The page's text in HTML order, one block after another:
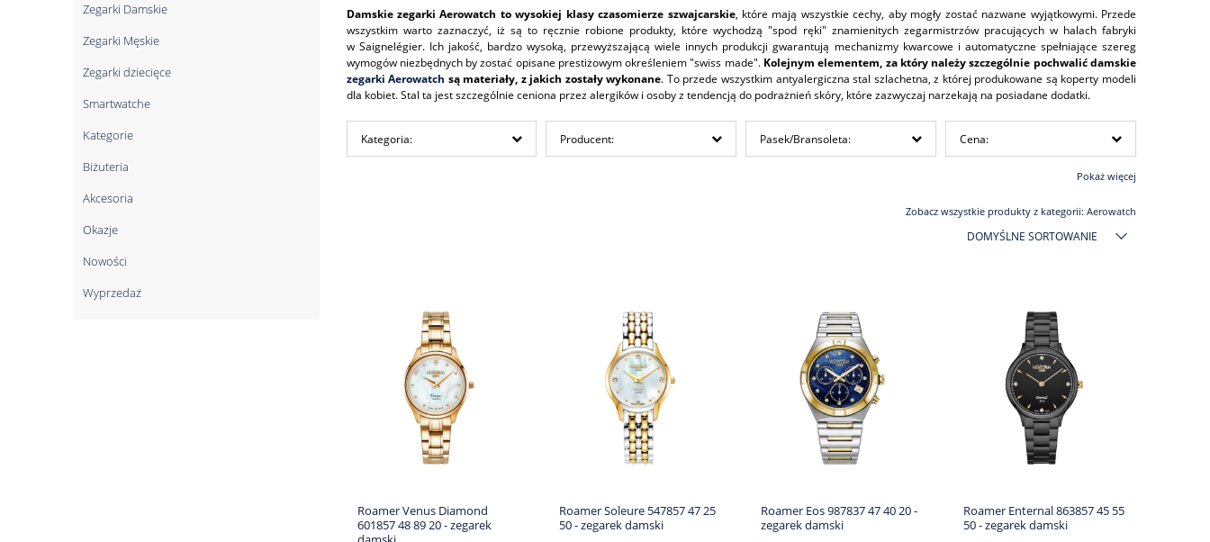
Zegarki Damskie
Zegarki Męskie
Zegarki dziecięce
Smartwatche
Kategorie
Biżuteria
Akcesoria
Okazje
Nowości
Wyprzedaż
Damskie zegarki Aerowatch to wysokiej klasy czasomierze szwajcarskie, które mają wszystkie cechy, aby mogły zostać nazwane wyjątkowymi. Przede
wszystkim warto zaznaczyć, iż są to ręcznie robione produkty, które wychodzą "spod ręki" znamienitych zegarmistrzów pracujących w halach fabryki
w Saignelégier. Ich jakość, bardzo wysoką, przewyższającą wiele innych produkcji gwarantują mechanizmy kwarcowe i automatyczne spełniające szereg
wymogów niezbędnych by zostać opisane prestiżowym określeniem "swiss made". Kolejnym elementem, za który należy szczególnie pochwalić damskie
zegarki Aerowatch są materiały, z jakich zostały wykonane. To przede wszystkim antyalergiczna stal szlachetna, z której produkowane są koperty modeli
dla kobiet. Stal ta jest szczególnie ceniona przez alergików i osoby z tendencją do podrażnień skóry, które zazwyczaj narzekają na posiadane dodatki.
Kategoria: Producent: Pasek/Bransoleta: Cena:
Pokaż więcej
Zobacz wszystkie produkty z kategorii: Aerowatch
DOMYŚLNE SORTOWANIE
Roamer Venus Diamond
601857 48 89 20 - zegarek
Roamer Soleure 547857 47 25
50 - zegarek damski
Roamer Eos 987837 47 40 20 -
zegarek damski
Roamer Enternal 863857 45 55
50 - zegarek damski